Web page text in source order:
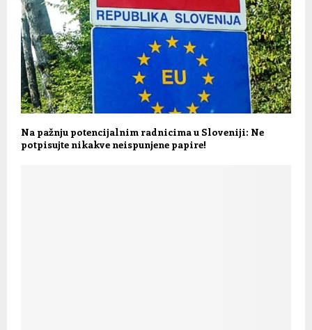
Na pažnju potencijalnim radnicima u Sloveniji: Ne
potpisujte nikakve neispunjene papire!